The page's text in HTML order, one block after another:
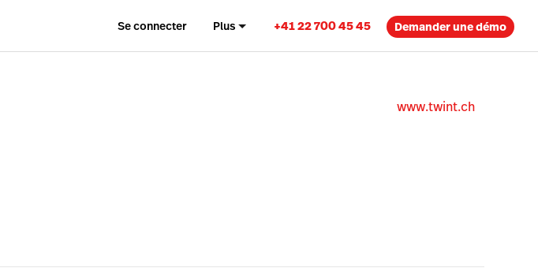
Se connecter Plus +41 22 700 45 45 Demander une démo
www.twint.ch